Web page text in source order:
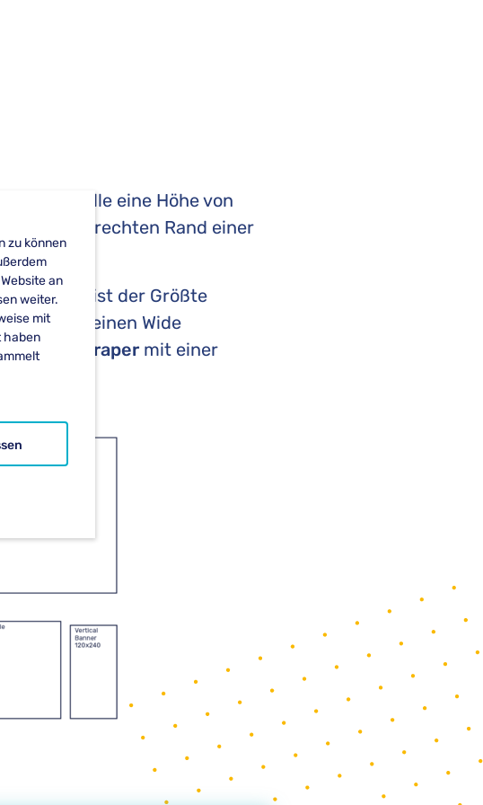
besitzen alle eine Höhe von
sie am rechten Rand einer
Ad. Dies ist der Größte
es noch einen Wide
Skyscraper mit einer
zu können
an
weiter.
mit
haben